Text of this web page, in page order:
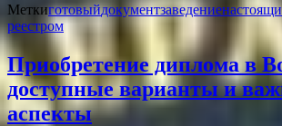
Меткиготовыйдокументзаведение
реестром
Приобретение диплома в
доступные варианты и
аспекты